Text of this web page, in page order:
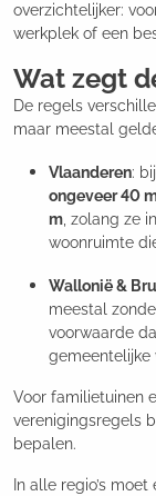
overzichtelijker:
werkplek of een
Wat zegt
De regels
maar meestal
Vlaanderen:
ongeveer 40
m, zolang ze
woonruimte
Wallonië &
meestal
voorwaarde
gemeentelijke
Voor familietuinen
verenigingsregels
bepalen.
In alle regio’s moet